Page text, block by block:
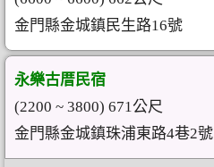
金門縣金城鎮民生路16號
永樂古厝民宿
(2200 ~ 3800) 671公尺
金門縣金城鎮珠浦東路4巷2號